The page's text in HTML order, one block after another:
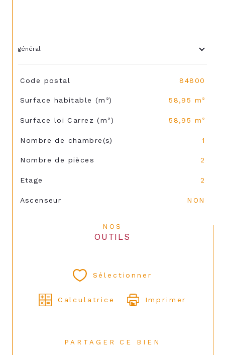
général
TRAD_SIROCCO_Caracteristique
Code postal 84800
Surface habitable (m²) 58,95 m²
Surface loi Carrez (m²) 58,95 m²
Nombre de chambre(s) 1
Nombre de pièces 2
Etage 2
Ascenseur NON
NOS
OUTILS
Sélectionner
Calculatrice Imprimer
PARTAGER CE BIEN